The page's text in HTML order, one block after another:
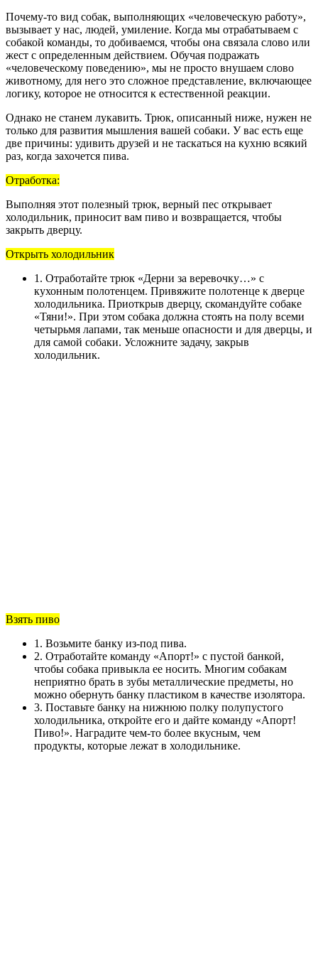
Почему-то вид собак, выполняющих «человеческую работу»,
вызывает у нас, людей, умиление. Когда мы отрабатываем с
собакой команды, то добиваемся, чтобы она связала слово или
жест с определенным действием. Обучая подражать
«человеческому поведению», мы не просто внушаем слово
животному, для него это сложное представление, включающее
логику, которое не относится к естественной реакции.
Однако не станем лукавить. Трюк, описанный ниже, нужен не
только для развития мышления вашей собаки. У вас есть еще
две причины: удивить друзей и не таскаться на кухню всякий
раз, когда захочется пива.
Отработка:
Выполняя этот полезный трюк, верный пес открывает
холодильник, приносит вам пиво и возвращается, чтобы
закрыть дверцу.
Открыть холодильник
1. Отработайте трюк «Дерни за веревочку…» с
кухонным полотенцем. Привяжите полотенце к дверце
холодильника. Приоткрыв дверцу, скомандуйте собаке
«Тяни!». При этом собака должна стоять на полу всеми
четырьмя лапами, так меньше опасности и для дверцы, и
для самой собаки. Усложните задачу, закрыв
холодильник.
Взять пиво
1. Возьмите банку из-под пива.
2. Отработайте команду «Апорт!» с пустой банкой,
чтобы собака привыкла ее носить. Многим собакам
неприятно брать в зубы металлические предметы, но
можно обернуть банку пластиком в качестве изолятора.
3. Поставьте банку на нижнюю полку полупустого
холодильника, откройте его и дайте команду «Апорт!
Пиво!». Наградите чем-то более вкусным, чем
продукты, которые лежат в холодильнике.